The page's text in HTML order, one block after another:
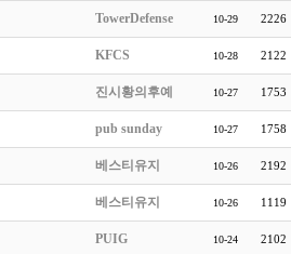
TowerDefense 10-29 2226
KFCS 10-28 2122
진시황의후예 10-27 1753
pub sunday 10-27 1758
베스티유지 10-26 2192
베스티유지 10-26 1119
PUIG 10-24 2102